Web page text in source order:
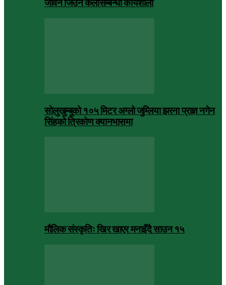
जीवन जिउने कलासम्बन्धी कार्यशाला
सोलुखुम्बुको १०५ मिटर अग्लो जुम्लिया झरना प्राज्ञ नगेन
सिंहको त्रिकोण क्यानभासमा
मौलिक संस्कृतिः खिर खाएर मनाइँदै साउन १५